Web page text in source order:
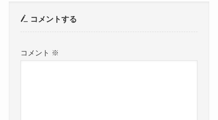
コメントする
コメント ※